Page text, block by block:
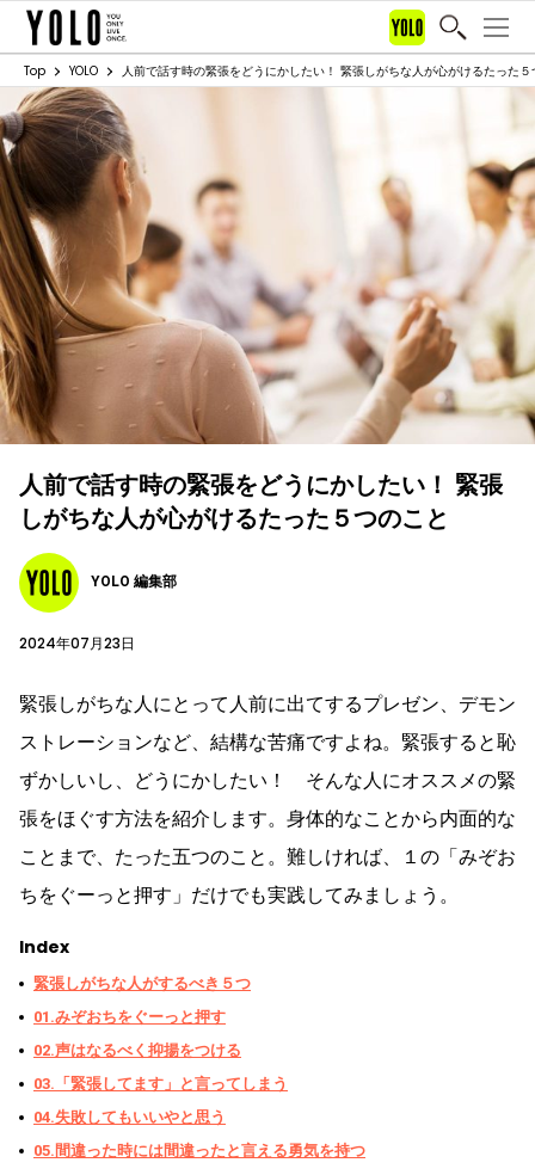
Top YOLO 人前で話す時の緊張をどうにかしたい！ 緊張しがちな人が心がけるたった
人前で話す時の緊張をどうにかしたい！ 緊張
しがちな人が心がけるたった５つのこと
YOLO 編集部
2024年07月23日
緊張しがちな人にとって人前に出てするプレゼン、デモン
ストレーションなど、結構な苦痛ですよね。緊張すると恥
ずかしいし、どうにかしたい！ そんな人にオススメの緊
張をほぐす方法を紹介します。身体的なことから内面的な
ことまで、たった五つのこと。難しければ、１の「みぞお
ちをぐーっと押す」だけでも実践してみましょう。
Index
緊張しがちな人がするべき５つ
01.みぞおちをぐーっと押す
02.声はなるべく抑揚をつける
03.「緊張してます」と言ってしまう
04.失敗してもいいやと思う
05.間違った時には間違ったと言える勇気を持つ